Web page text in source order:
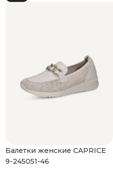
Балетки женские CAPRICE
9-245051-46